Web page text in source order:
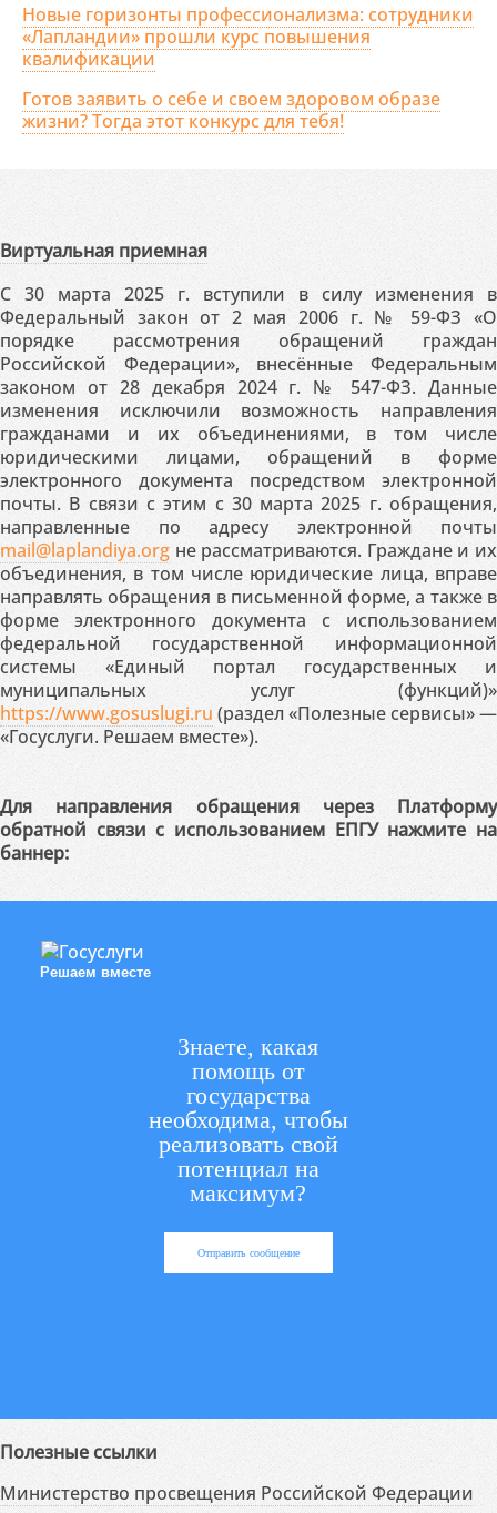
Новые горизонты профессионализма: сотрудники
«Лапландии» прошли курс повышения
квалификации
Готов заявить о себе и своем здоровом образе
жизни? Тогда этот конкурс для тебя!
Виртуальная приемная
С 30 марта 2025 г. вступили в силу изменения в
Федеральный закон от 2 мая 2006 г. № 59-ФЗ «О
порядке рассмотрения обращений граждан
Российской Федерации», внесённые Федеральным
законом от 28 декабря 2024 г. № 547-ФЗ. Данные
изменения исключили возможность направления
гражданами и их объединениями, в том числе
юридическими лицами, обращений в форме
электронного документа посредством электронной
почты. В связи с этим с 30 марта 2025 г. обращения,
направленные по адресу электронной почты
mail@laplandiya.org не рассматриваются. Граждане и их
объединения, в том числе юридические лица, вправе
направлять обращения в письменной форме, а также в
форме электронного документа с использованием
федеральной государственной информационной
системы «Единый портал государственных и
муниципальных услуг (функций)»
https://www.gosuslugi.ru (раздел «Полезные сервисы» —
«Госуслуги. Решаем вместе»).
Для направления обращения через Платформу
обратной связи с использованием ЕПГУ нажмите на
баннер:
Решаем вместе
Знаете, какая
помощь от
государства
необходима, чтобы
реализовать свой
потенциал на
максимум?
Отправить сообщение
Полезные ссылки
Министерство просвещения Российской Федерации